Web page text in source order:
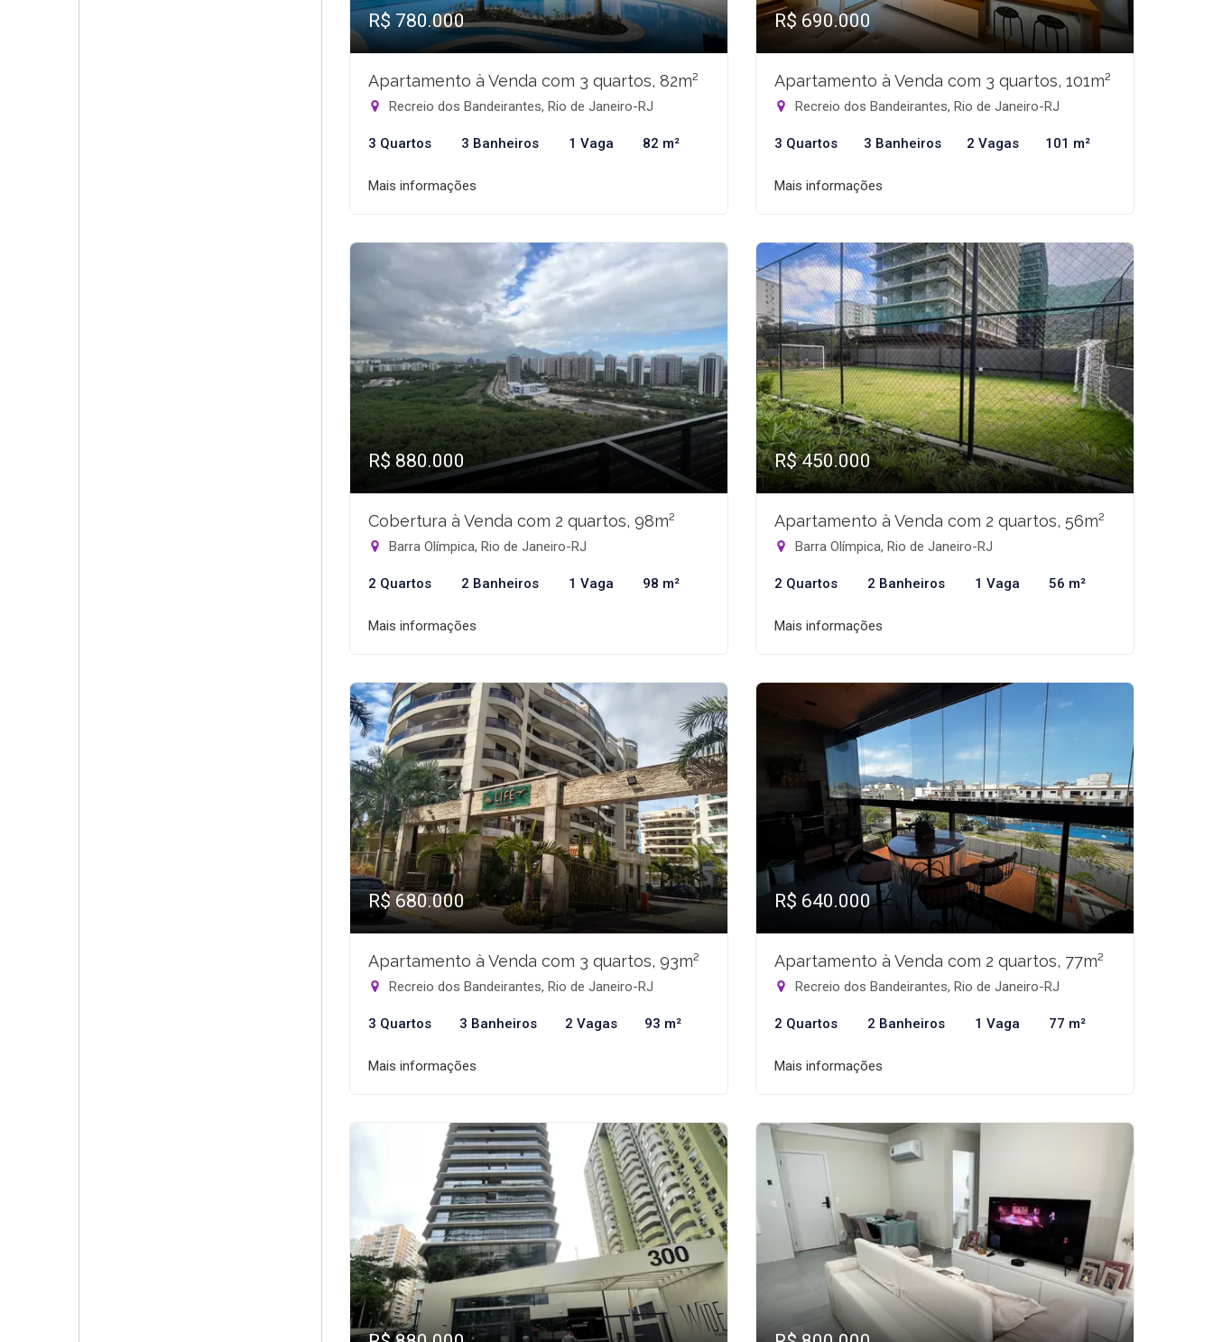
R$ 780.000
Apartamento à Venda com 3 quartos, 82m²
Recreio dos Bandeirantes, Rio de Janeiro-RJ
3 Quartos 3 Banheiros 1 Vaga 82 m²
Mais informações
R$ 690.000
Apartamento à Venda com 3 quartos, 101m²
Recreio dos Bandeirantes, Rio de Janeiro-RJ
3 Quartos 3 Banheiros 2 Vagas 101 m²
Mais informações
R$ 880.000
Cobertura à Venda com 2 quartos, 98m²
Barra Olímpica, Rio de Janeiro-RJ
2 Quartos 2 Banheiros 1 Vaga 98 m²
Mais informações
R$ 450.000
Apartamento à Venda com 2 quartos, 56m²
Barra Olímpica, Rio de Janeiro-RJ
2 Quartos 2 Banheiros 1 Vaga 56 m²
Mais informações
R$ 680.000
Apartamento à Venda com 3 quartos, 93m²
Recreio dos Bandeirantes, Rio de Janeiro-RJ
3 Quartos 3 Banheiros 2 Vagas 93 m²
Mais informações
R$ 640.000
Apartamento à Venda com 2 quartos, 77m²
Recreio dos Bandeirantes, Rio de Janeiro-RJ
2 Quartos 2 Banheiros 1 Vaga 77 m²
Mais informações